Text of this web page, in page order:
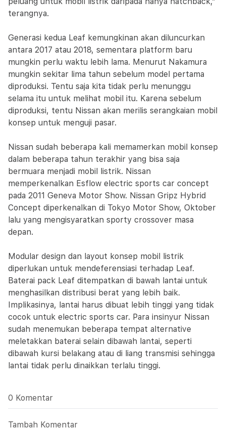
terangnya.
Generasi kedua Leaf kemungkinan akan diluncurkan
antara 2017 atau 2018, sementara platform baru
mungkin perlu waktu lebih lama. Menurut Nakamura
mungkin sekitar lima tahun sebelum model pertama
diproduksi. Tentu saja kita tidak perlu menunggu
selama itu untuk melihat mobil itu. Karena sebelum
diproduksi, tentu Nissan akan merilis serangkaian mobil
konsep untuk menguji pasar.
Nissan sudah beberapa kali memamerkan mobil konsep
dalam beberapa tahun terakhir yang bisa saja
bermuara menjadi mobil listrik. Nissan
memperkenalkan Esflow electric sports car concept
pada 2011 Geneva Motor Show. Nissan Gripz Hybrid
Concept diperkenalkan di Tokyo Motor Show, Oktober
lalu yang mengisyaratkan sporty crossover masa
depan.
Modular design dan layout konsep mobil listrik
diperlukan untuk mendeferensiasi terhadap Leaf.
Baterai pack Leaf ditempatkan di bawah lantai untuk
menghasilkan distribusi berat yang lebih baik.
Implikasinya, lantai harus dibuat lebih tinggi yang tidak
cocok untuk electric sports car. Para insinyur Nissan
sudah menemukan beberapa tempat alternative
meletakkan baterai selain dibawah lantai, seperti
dibawah kursi belakang atau di liang transmisi sehingga
lantai tidak perlu dinaikkan terlalu tinggi.
0 Komentar
Tambah Komentar